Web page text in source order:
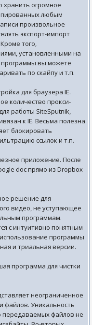
хранить огромное
любым
произвольное
экспорт-импорт
того,
установленными на
программы вы можете
по скайпу и т.п.
для браузера IE.
количество прокси-
работы SiteSputnik,
к IE. Весьма полезна
блокировать
ссылок и т.п.
приложение. После
doc прямо из Dropbox
решение для
видео, не уступающее
программам.
с интуитивно понятным
программы
и триальная версии.
программа для чистки
неограниченное
файлов. Уникальность
передаваемых файлов не